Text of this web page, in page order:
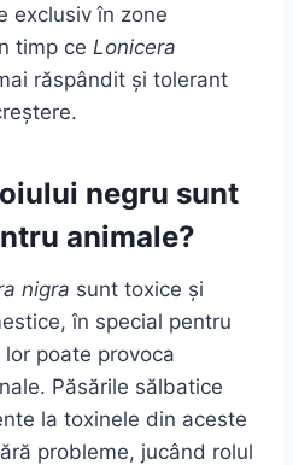
exclusiv în zone
timp ce Lonicera
răspândit și tolerant
negru sunt
animale?
nigra sunt toxice și
în special pentru
poate provoca
Păsările sălbatice
la toxinele din aceste
probleme, jucând rolul